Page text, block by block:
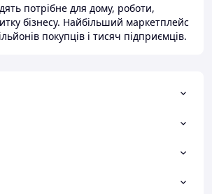
потрібне для дому, роботи,
бізнесу. Найбільший маркетплейс
покупців і тисяч підприємців.